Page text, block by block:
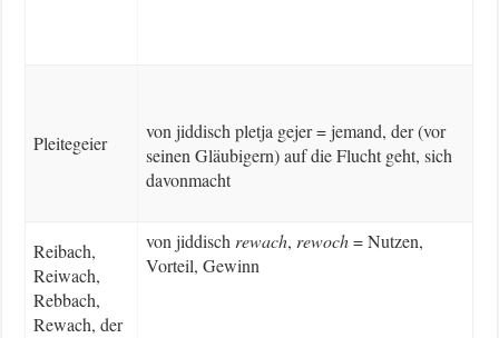
Pleitegeier
von jiddisch pletja gejer = jemand, der (vor
seinen Gläubigern) auf die Flucht geht, sich
davonmacht
Reibach,
Reiwach,
Rebbach,
Rewach, der
von jiddischrewach, rewoch= Nutzen,
Vorteil, Gewinn